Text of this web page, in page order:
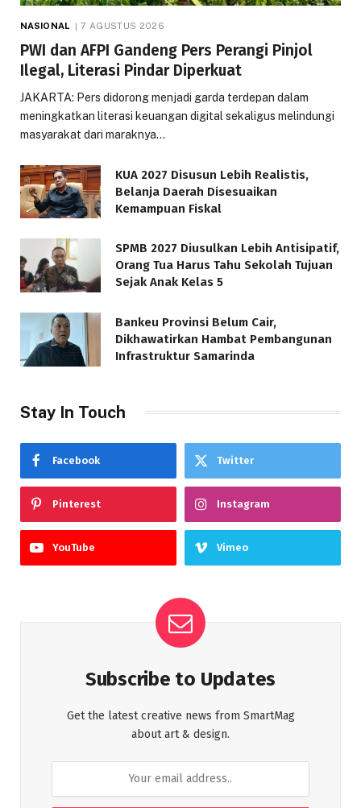
NASIONAL 7 AGUSTUS 2026
PWI dan AFPI Gandeng Pers Perangi Pinjol
Ilegal, Literasi Pindar Diperkuat
JAKARTA: Pers didorong menjadi garda terdepan dalam
meningkatkan literasi keuangan digital sekaligus melindungi
masyarakat dari maraknya…
KUA 2027 Disusun Lebih Realistis,
Belanja Daerah Disesuaikan
Kemampuan Fiskal
SPMB 2027 Diusulkan Lebih Antisipatif,
Orang Tua Harus Tahu Sekolah Tujuan
Sejak Anak Kelas 5
Bankeu Provinsi Belum Cair,
Dikhawatirkan Hambat Pembangunan
Infrastruktur Samarinda
Stay In Touch
Facebook Twitter
Pinterest Instagram
YouTube Vimeo
Subscribe to Updates
Get the latest creative news from SmartMag
about art & design.